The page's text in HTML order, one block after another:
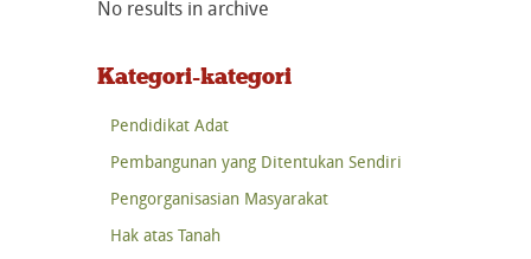
No results in archive
Kategori-kategori
Pendidikat Adat
Pembangunan yang Ditentukan Sendiri
Pengorganisasian Masyarakat
Hak atas Tanah